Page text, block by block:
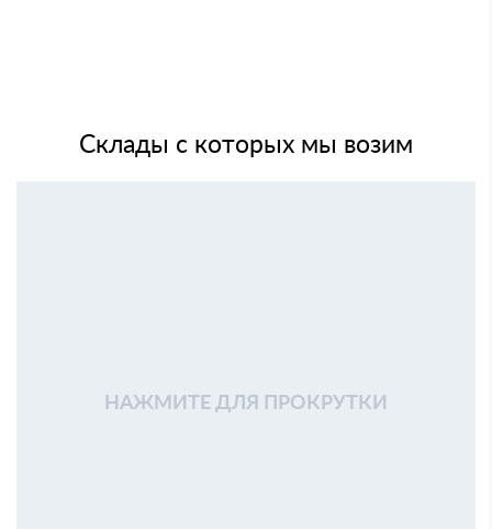
Склады с которых мы возим
НАЖМИТЕ ДЛЯ ПРОКРУТКИ